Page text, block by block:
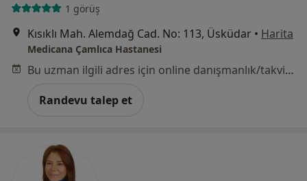
1 görüş
Kısıklı Mah. Alemdağ Cad. No: 113, Üsküdar • Harita
Medicana Çamlıca Hastanesi
Bu uzman ilgili adres için online danışmanlık/takvim sunmuyor.
Randevu talep et